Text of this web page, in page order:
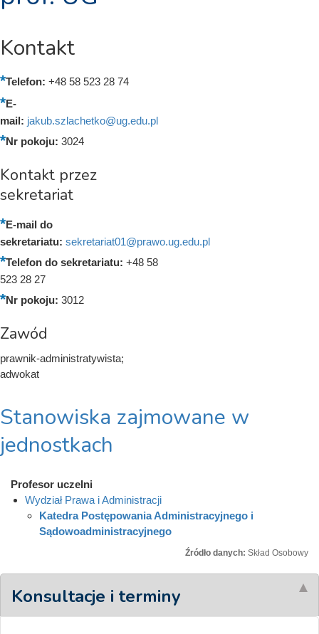
Kontakt
Telefon: +48 58 523 28 74
E-
mail: jakub.szlachetko@ug.edu.pl
Nr pokoju: 3024
Kontakt przez
sekretariat
E-mail do
sekretariatu: sekretariat01@prawo.ug.edu.pl
Telefon do sekretariatu: +48 58
523 28 27
Nr pokoju: 3012
Zawód
prawnik-administratywista;
adwokat
Stanowiska zajmowane w
jednostkach
Profesor uczelni
Wydział Prawa i Administracji
Katedra Postępowania Administracyjnego i
Sądowoadministracyjnego
Źródło danych: Skład Osobowy
Konsultacje i terminy